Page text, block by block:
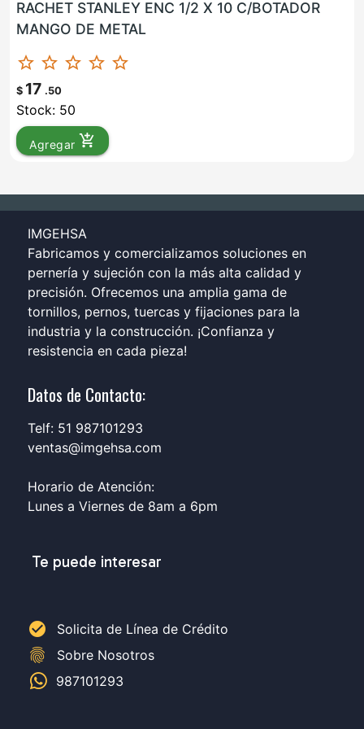
RACHET STANLEY ENC 1/2 X 10 C/BOTADOR
MANGO DE METAL
star_border star_border star_border star_border star_border
$ 17 .50
Stock: 50
Agregar add_shopping_cart
IMGEHSA
Fabricamos y comercializamos soluciones en
pernería y sujeción con la más alta calidad y
precisión. Ofrecemos una amplia gama de
tornillos, pernos, tuercas y fijaciones para la
industria y la construcción. ¡Confianza y
resistencia en cada pieza!
Datos de Contacto:
Telf: 51 987101293
ventas@imgehsa.com
Horario de Atención:
Lunes a Viernes de 8am a 6pm
Te puede interesar
check_circle Solicita de Línea de Crédito
fingerprint
Sobre Nosotros
987101293